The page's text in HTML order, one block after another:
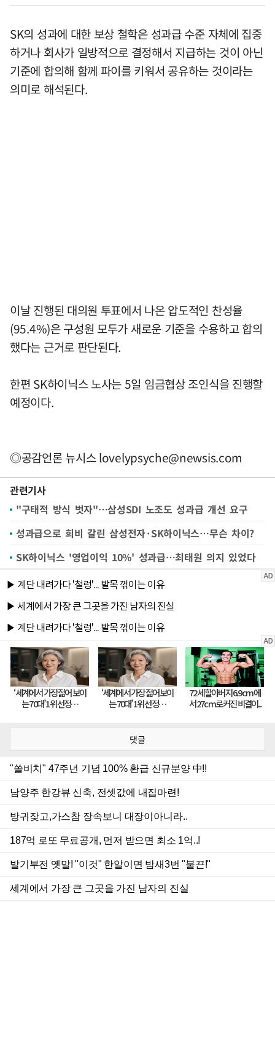
SK의 성과에 대한 보상 철학은 성과급 수준 자체에 집중
하거나 회사가 일방적으로 결정해서 지급하는 것이 아닌
기준에 합의해 함께 파이를 키워서 공유하는 것이라는
의미로 해석된다.
이날 진행된 대의원 투표에서 나온 압도적인 찬성율
(95.4%)은 구성원 모두가 새로운 기준을 수용하고 합의
했다는 근거로 판단된다.
한편 SK하이닉스 노사는 5일 임금협상 조인식을 진행할
예정이다.
◎공감언론 뉴시스lovelypsyche@newsis.com
관련기사
"구태적 방식 벗자"…삼성SDI 노조도 성과급 개선 요구
성과급으로 희비 갈린 삼성전자·SK하이닉스…무슨 차이?
SK하이닉스 '영업이익 10%' 성과급…최태원 의지 있었다
댓글